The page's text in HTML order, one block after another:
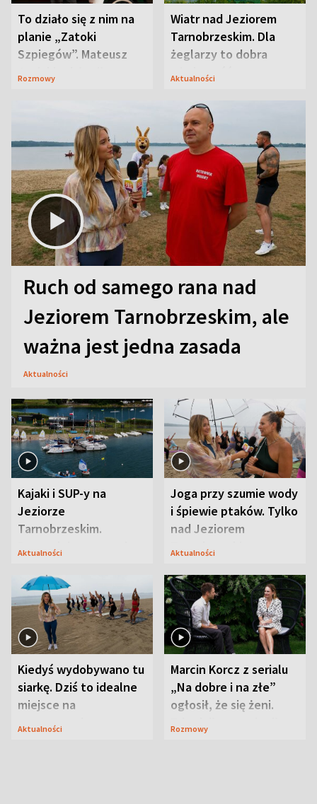
To działo się z nim na
planie „Zatoki
Szpiegów”. Mateusz
Janicki odsłonił
Rozmowy
Wiatr nad Jeziorem
Tarnobrzeskim. Dla
żeglarzy to dobra
wiadomość
Aktualności
Ruch od samego rana nad
Jeziorem Tarnobrzeskim, ale
ważna jest jedna zasada
Aktualności
Kajaki i SUP-y na
Jeziorze
Tarnobrzeskim.
Przyrodnicy zwracają
Aktualności
Joga przy szumie wody
i śpiewie ptaków. Tylko
nad Jeziorem
Tarnobrzeskim
Aktualności
Kiedyś wydobywano tu
siarkę. Dziś to idealne
miejsce na
wypoczynek
Aktualności
Marcin Korcz z serialu
„Na dobre i na złe”
ogłosił, że się żeni.
Zdradził, co zmienił
Rozmowy